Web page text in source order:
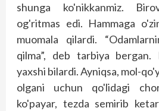
shunga ko'nikkanmiz.
og'ritmas edi. Hammaga
muomala qilardi.
qilma”, deb tarbiya bergan.
yaxshi bilardi. Ayniqsa, mol-
olgani uchun qo'lidagi
ko'payar, tezda semirib